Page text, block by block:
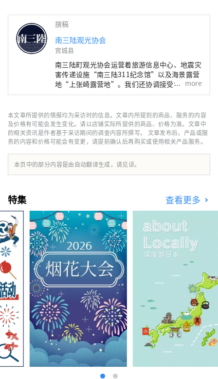
撰稿
南三陆观光协会
宫城县
南三陆町观光协会运营着旅游信息中心、地震灾
害传递设施“南三陆311纪念馆”以及海景露营
地“上张崎露营地”。我们还协调接受学校旅行
和企业培训等教育旅行。从仙台站开车一个半小
more
本文章所提供的情报均为采访时的信息。文章内所提到的商品、服务的内容
及价格有可能会发生变化。请以店铺实际所提供的商品、价格为准。文章中
的相关资讯是作者基于采访期间的调查内容所撰写。 文章发布后，产品或服
务的内容和价格可能会有变更，请提前确认后再购买或使用相关产品服务。
本页中的部分内容是由自动翻译生成，请见谅。
特集 查看更多